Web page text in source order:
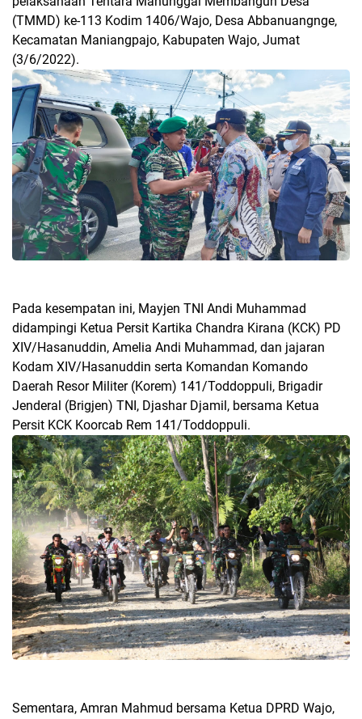
(TMMD) ke-113 Kodim 1406/Wajo, Desa Abbanuangnge,
Kecamatan Maniangpajo, Kabupaten Wajo, Jumat
(3/6/2022).
Pada kesempatan ini, Mayjen TNI Andi Muhammad
didampingi Ketua Persit Kartika Chandra Kirana (KCK) PD
XIV/Hasanuddin, Amelia Andi Muhammad, dan jajaran
Kodam XIV/Hasanuddin serta Komandan Komando
Daerah Resor Militer (Korem) 141/Toddoppuli, Brigadir
Jenderal (Brigjen) TNI, Djashar Djamil, bersama Ketua
Persit KCK Koorcab Rem 141/Toddoppuli.
Sementara, Amran Mahmud bersama Ketua DPRD Wajo,